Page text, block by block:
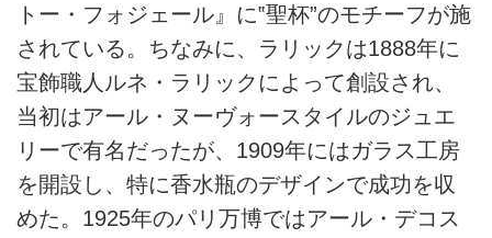
トー・フォジェール』に‟聖杯”のモチーフが施
されている。ちなみに、ラリックは1888年に
宝飾職人ルネ・ラリックによって創設され、
当初はアール・ヌーヴォースタイルのジュエ
リーで有名だったが、1909年にはガラス工房
を開設し、特に香水瓶のデザインで成功を収
めた。1925年のパリ万博ではアール・デコス